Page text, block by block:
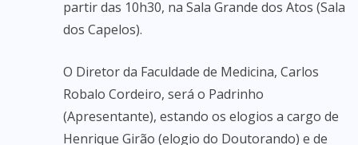
partir das 10h30, na Sala Grande dos Atos (Sala
dos Capelos).
O Diretor da Faculdade de Medicina, Carlos
Robalo Cordeiro, será o Padrinho
(Apresentante), estando os elogios a cargo de
Henrique Girão (elogio do Doutorando) e de